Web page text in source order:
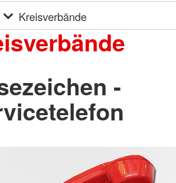
Kreisverbände
-